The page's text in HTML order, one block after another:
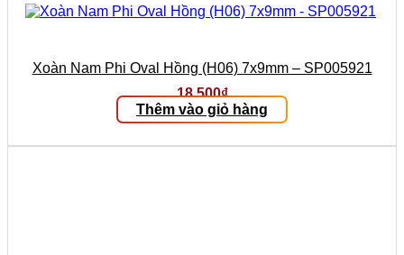
Xoàn Nam Phi Oval Hồng (H06) 7x9mm – SP005921
18.500₫
Thêm vào giỏ hàng